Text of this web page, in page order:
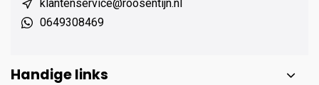
klantenservice@roosentijn.nl
0649308469
Handige links